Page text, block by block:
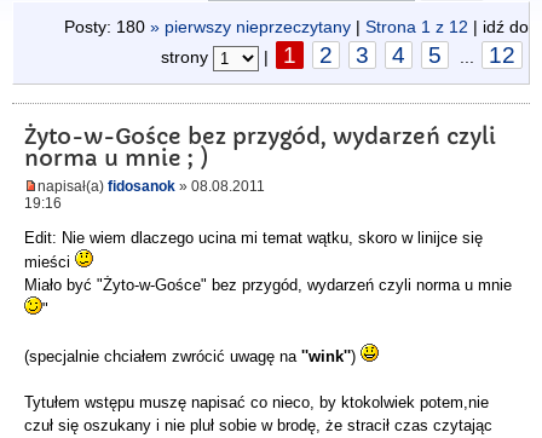
Posty: 180 » pierwszy nieprzeczytany | Strona 1 z 12 | idź do
strony
| 1 2 3 4 5 12
Żyto-w-Gośce bez przygód, wydarzeń czyli
norma u mnie ; )
napisał(a) fidosanok » 08.08.2011
19:16
Edit: Nie wiem dlaczego ucina mi temat wątku, skoro w linijce się
mieści
Miało być "Żyto-w-Gośce" bez przygód, wydarzeń czyli norma u mnie
"
(specjalnie chciałem zwrócić uwagę na ''wink'')
Tytułem wstępu muszę napisać co nieco, by ktokolwiek potem,nie
czuł się oszukany i nie pluł sobie w brodę, że stracił czas czytając